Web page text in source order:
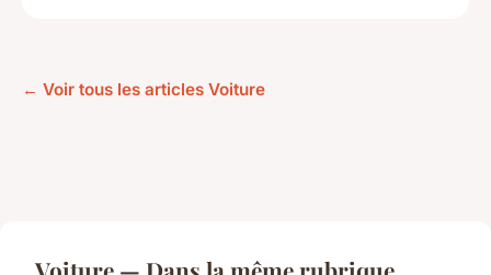
← Voir tous les articles Voiture